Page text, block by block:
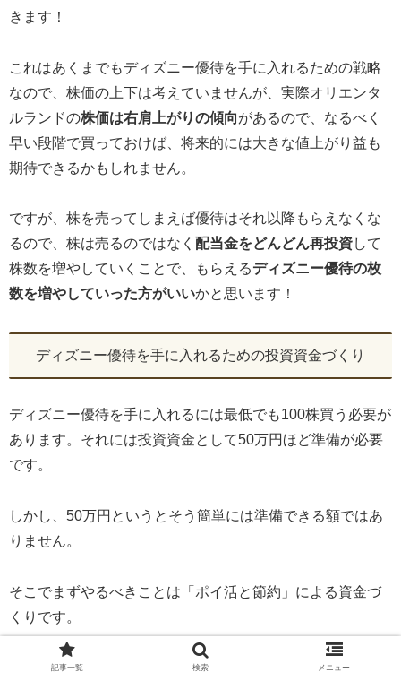
きます！
これはあくまでもディズニー優待を手に入れるための戦略
なので、株価の上下は考えていませんが、実際オリエンタ
ルランドの株価は右肩上がりの傾向があるので、なるべく
早い段階で買っておけば、将来的には大きな値上がり益も
期待できるかもしれません。
ですが、株を売ってしまえば優待はそれ以降もらえなくな
るので、株は売るのではなく 配当金をどんどん再投資して
株数を増やしていくことで、もらえるディズニー優待の枚
数を増やしていった方がいいかと思います！
ディズニー優待を手に入れるための投資資金づくり
ディズニー優待を手に入れるには最低でも100株買う必要が
あります。それには投資資金として50万円ほど準備が必要
です。
しかし、50万円というとそう簡単には準備できる額ではあ
りません。
そこでまずやるべきことは「ポイ活と節約」による資金づ
くりです。
ポイ活によって今の収入に上乗せして稼ぐことができれば
記事一覧 検索 メニュー